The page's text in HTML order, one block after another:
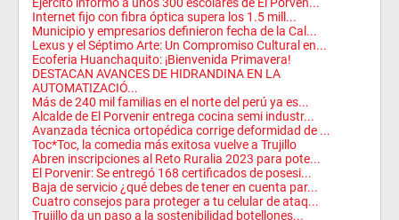
Internet fijo con fibra óptica supera los 1.5 mill...
Municipio y empresarios definieron fecha de la Cal...
Lexus y el Séptimo Arte: Un Compromiso Cultural en...
Ecoferia Huanchaquito: ¡Bienvenida Primavera!
DESTACAN AVANCES DE HIDRANDINA EN LA
AUTOMATIZACIÓ...
Más de 240 mil familias en el norte del perú ya es...
Alcalde de El Porvenir entrega cocina semi industr...
Avanzada técnica ortopédica corrige deformidad de ...
Toc*Toc, la comedia más exitosa vuelve a Trujillo
Abren inscripciones al Reto Ruralia 2023 para pote...
El Porvenir: Se entregó 168 certificados de posesi...
Baja de servicio ¿qué debes de tener en cuenta par...
Cuatro consejos para proteger a tu celular de ataq...
Trujillo da un paso a la sostenibilidad botellones...